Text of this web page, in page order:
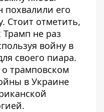
похвалили его
Стоит отметить,
Трамп не раз
войну в
своего пиара.
трамповском
в Украине